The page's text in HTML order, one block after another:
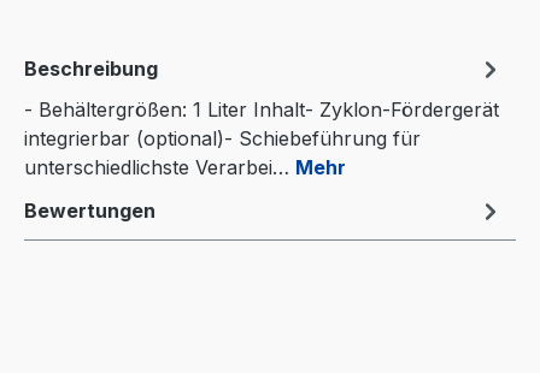
Beschreibung
- Behältergrößen: 1 Liter Inhalt- Zyklon-Fördergerät
integrierbar (optional)- Schiebeführung für
unterschiedlichste Verarbei… Mehr
Bewertungen